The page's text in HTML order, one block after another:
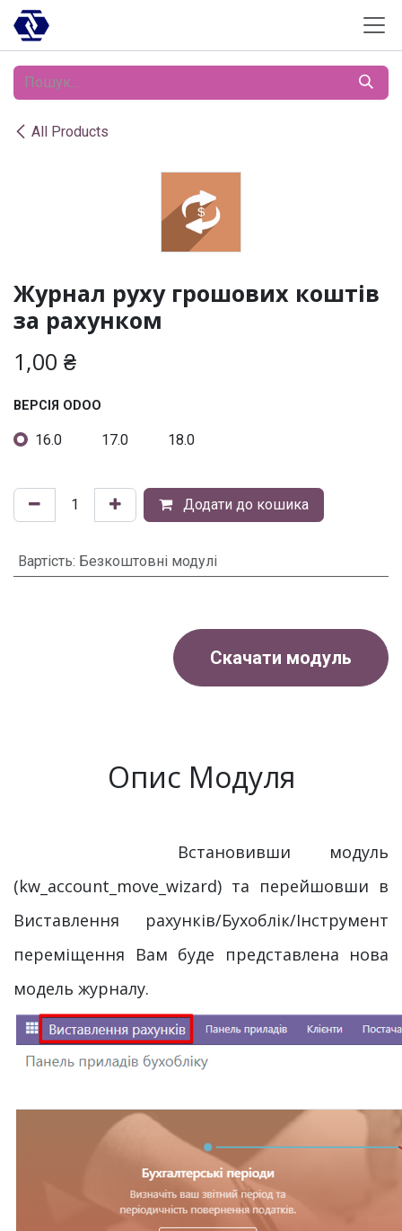
Skip to Content
All Products
Журнал руху грошових коштів
за рахунком
1,00 ₴
ВЕРСІЯ ODOO
16.0 17.0 18.0
Додати до кошика
Вартість: Безкоштовні модулі
Скачати модуль
Опис Модуля
Встановивши модуль
(kw_account_move_wizard) та перейшовши в
Виставлення рахунків/Бухоблік/Інструмент
переміщення Вам буде представлена нова
модель журналу.